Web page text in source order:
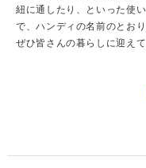
紐に通したり、といった使
で、ハンディの名前のとお
ぜひ皆さんの暮らしに迎え